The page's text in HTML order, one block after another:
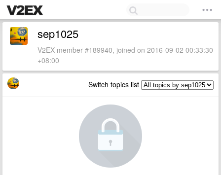
sep1025
V2EX member #189940, joined on 2016-09-02 00:33:30
+08:00
Switch topics list